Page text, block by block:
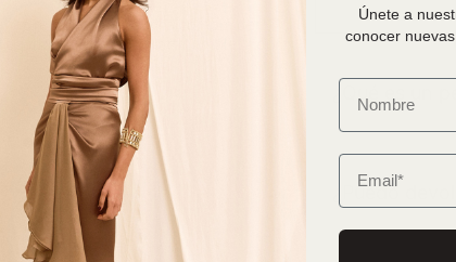
relacionadas con la compra de
a info@martinamaletti.com
Pedidos
¿Puedo
Únete a
conocer
Email